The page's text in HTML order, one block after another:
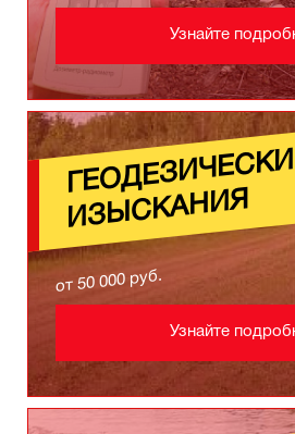
Узнайте
ЫСКАНИЯ
от 50 000 руб.
Узнайте